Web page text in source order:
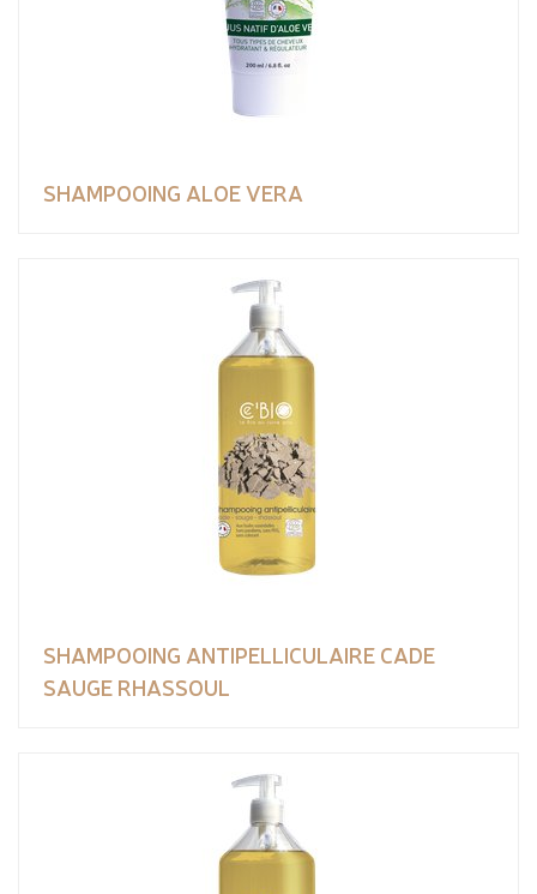
SHAMPOOING ALOE VERA
SHAMPOOING ANTIPELLICULAIRE CADE
SAUGE RHASSOUL